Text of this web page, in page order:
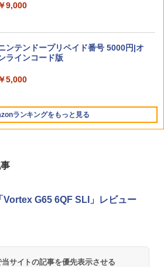
ドケース FancyCase-G05 Nintendo
2025年 スイッチ2モデル用 スリムケース
ち運び キャリングケース 耐衝撃 薄型
ードポーチ ゲームカード12枚収納 ア
クセサリーポーチ
ストロボット
￥4,968
3【Blu-ray】 [ 長月達平 ]
7,821
￥9,000
ンテンドープリペイド番号 5000円|オ
ラインコード版
￥5,000
ランキングをもっと見る
5 デジタル・エディション
ロダクトコード 封入
純正品】Xbox ワイヤレス コントロー
￥8,300
場版「鬼滅の刃」無限城編 第一章 猗
￥3,982
座再来 通常版 [DVD]
Vortex G65 6QF SLI」レビュー
サイトの記事を優先表示させる